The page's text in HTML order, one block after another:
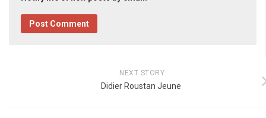
NEXT STORY
Didier Roustan Jeune